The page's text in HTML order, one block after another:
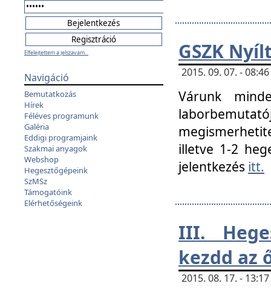
Elfelejtettem a jelszavam...
Navigáció
Bemutatkozás
Hírek
Féléves programunk
Galéria
Eddigi programjaink
Szakmai anyagok
Webshop
Hegesztőgépeink
SzMSz
Támogatóink
Elérhetőségeink
GSZK
2015. 09. 07. -
Várunk
illetve 1-2
jelentkezés itt.
III.
kezdd az
2015. 08. 17. -